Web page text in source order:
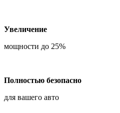
Увеличение
мощности до 25%
Полностью безопасно
для вашего авто